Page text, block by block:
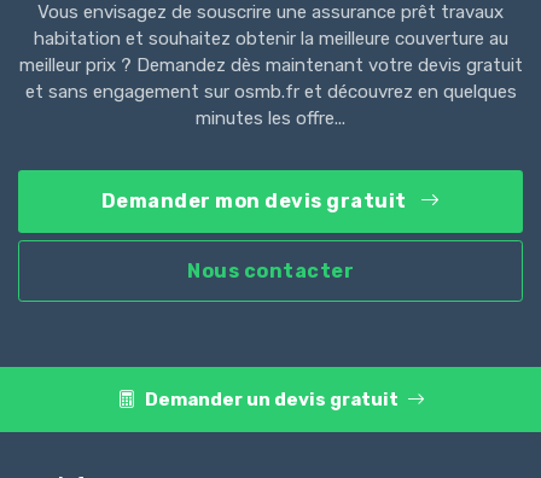
Vous envisagez de souscrire une assurance prêt travaux
habitation et souhaitez obtenir la meilleure couverture au
meilleur prix ? Demandez dès maintenant votre devis gratuit
et sans engagement sur osmb.fr et découvrez en quelques
minutes les offre...
Demander mon devis gratuit
Nous contacter
Demander un devis gratuit